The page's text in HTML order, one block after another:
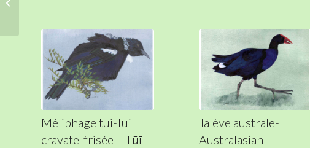
Méliphage tui-Tui
cravate-frisée – Tūī
Talève australe-
Australasian